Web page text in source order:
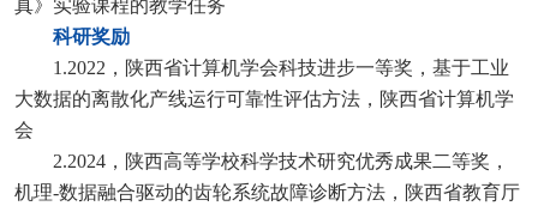
真》实验课程的教学任务
科研奖励
1.2022，陕西省计算机学会科技进步一等奖，基于工业
大数据的离散化产线运行可靠性评估方法，陕西省计算机学
会
2.2024，陕西高等学校科学技术研究优秀成果二等奖，
机理-数据融合驱动的齿轮系统故障诊断方法，陕西省教育厅